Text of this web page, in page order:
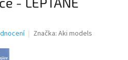
Značka: Aki models